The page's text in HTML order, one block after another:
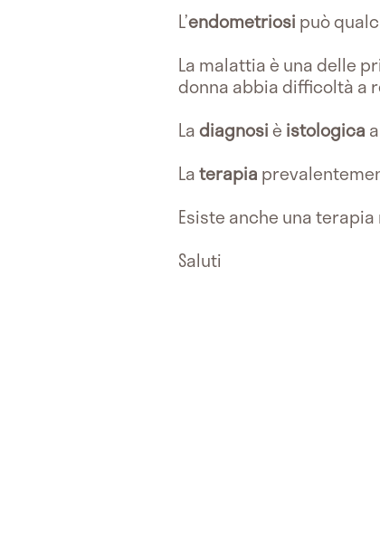
L’endometriosi può
La malattia è una delle
donna abbia difficoltà a
Ladiagnosiè istologica
Laterapia
Esiste anche una
Saluti